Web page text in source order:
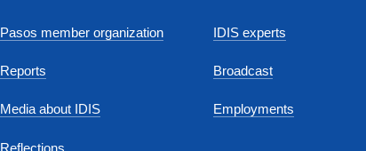
Pasos member organization
Reports
Media about IDIS
Reflections
IDIS experts
Broadcast
Employments